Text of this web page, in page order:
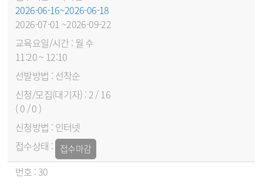
2026-06-16~2026-06-18
2026-07-01 ~2026-09-22
월 수
11:20 ~ 12:10
선착순
2 / 16
( 0 / 0 )
인터넷
접수마감
30